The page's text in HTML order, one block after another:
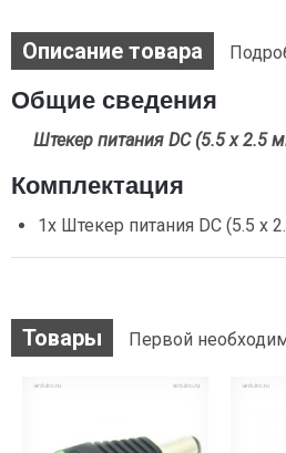
Описание товара
Общие сведения
Штекер питания DC (5.5 х 2.5
Комплектация
1х Штекер питания DC (5.5 х
Товары Первой